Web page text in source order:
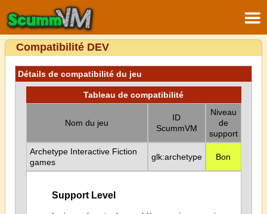
Compatibilité DEV
Détails de compatibilité du jeu
Tableau de compatibilité
Nom du jeu
ID
ScummVM
Niveau
de
support
Archetype Interactive Fiction
games
glk:archetype Bon
Support Level